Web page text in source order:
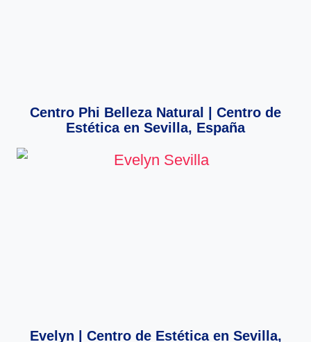
Centro Phi Belleza Natural | Centro de
Estética en Sevilla, España
Evelyn | Centro de Estética en Sevilla,